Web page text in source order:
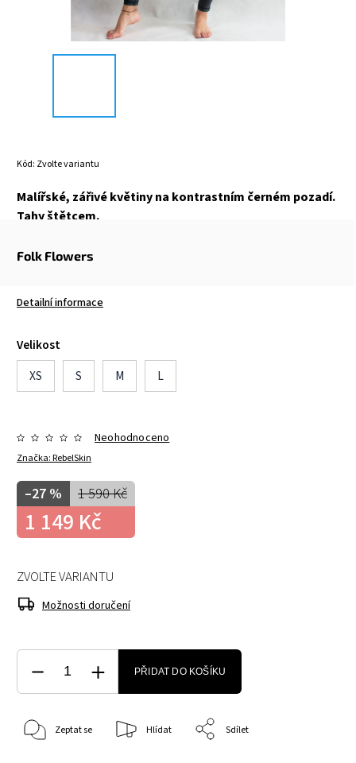
Kód: Zvolte variantu
Malířské, zářivé květiny na kontrastním černém pozadí.
Tahy štětcem.
Folk Flowers
Detailní informace
Velikost
XS
S M L
Značka:RebelSkin
Neohodnoceno
1 590 Kč
–27 %
1 149 Kč
ZVOLTE VARIANTU
Možnosti doručení
PŘIDAT DO KOŠÍKU
Zeptat se Hlídat Sdílet